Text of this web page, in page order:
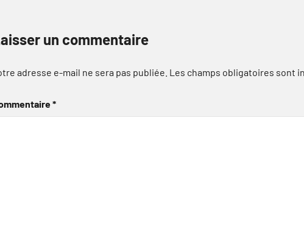
un commentaire
adresse e-mail ne sera pas publiée. Les champs obligatoires sont
*